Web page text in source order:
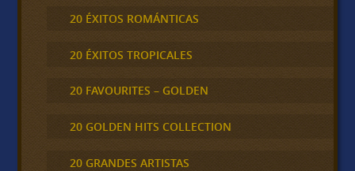
20 ÉXITOS ROMÁNTICAS
20 ÉXITOS TROPICALES
20 FAVOURITES – GOLDEN
20 GOLDEN HITS COLLECTION
20 GRANDES ARTISTAS